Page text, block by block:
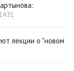
лекции о "новом